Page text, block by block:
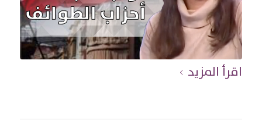
اقرأ المزيد